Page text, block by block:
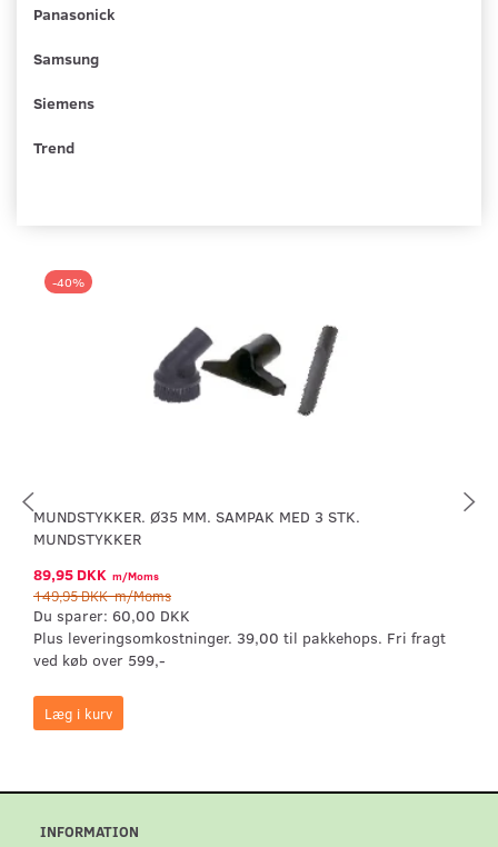
Panasonick
Samsung
Siemens
Trend
-40%
MUNDSTYKKER. Ø35 MM. SAMPAK MED 3 STK.
MUNDSTYKKER
89,95 DKK m/Moms
149,95 DKKm/Moms
Du sparer: 60,00 DKK
Plus leveringsomkostninger. 39,00 til pakkehops. Fri fragt
ved køb over 599,-
Læg i kurv
INFORMATION